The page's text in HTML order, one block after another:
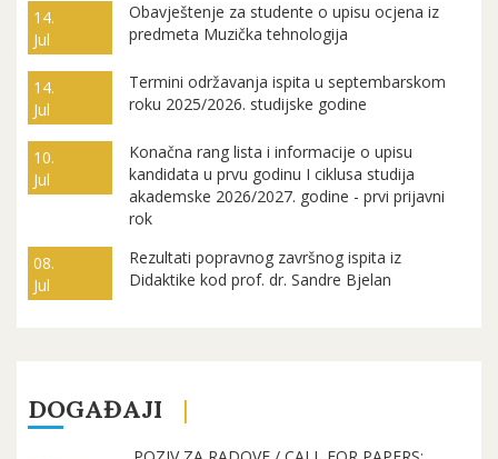
14.
Jul
Obavještenje za studente o upisu ocjena iz
predmeta Muzička tehnologija
14.
Jul
Termini održavanja ispita u septembarskom
roku 2025/2026. studijske godine
10.
Jul
Konačna rang lista i informacije o upisu
kandidata u prvu godinu I ciklusa studija
akademske 2026/2027. godine - prvi prijavni
rok
08.
Jul
Rezultati popravnog završnog ispita iz
Didaktike kod prof. dr. Sandre Bjelan
DOGAĐAJI